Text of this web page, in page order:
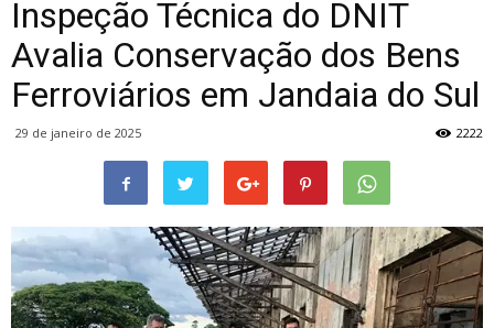
Inspeção Técnica do DNIT
Avalia Conservação dos Bens
Ferroviários em Jandaia do Sul
29 de janeiro de 2025 2222